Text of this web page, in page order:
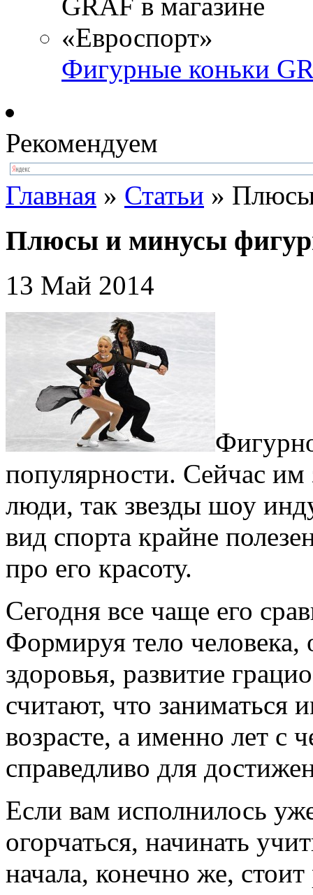
Фигурные коньки
Рекомендуем
Главная » Статьи » Плюсы
Плюсы и минусы
13 Май 2014
популярности. Сейчас
люди, так звезды шоу
вид спорта крайне
про его красоту.
Сегодня все чаще его
Формируя тело человека,
здоровья, развитие
считают, что
возрасте, а именно лет с
справедливо для
Если вам исполнилось
огорчаться, начинать
начала, конечно же, стоит